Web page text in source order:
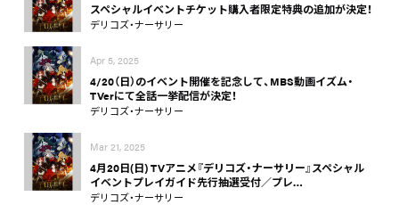
スペシャルイベントチケット購入者限定特典の追加が決定！
デリコズ・ナーサリー
Apr 5, 2025
4/20（日）のイベント開催を記念して、MBS動画イズム・
TVerにて全話一挙配信が決定！
デリコズ・ナーサリー
Mar 21, 2025
4月20日(日) TVアニメ『デリコズ・ナーサリー』スペシャル
イベントプレイガイド先行抽選受付／プレ…
デリコズ・ナーサリー